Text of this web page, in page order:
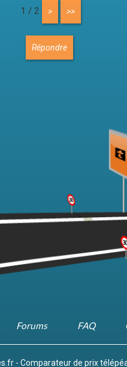
1 / 2 > >>
Répondre
Forums FAQ
- Comparateur de prix